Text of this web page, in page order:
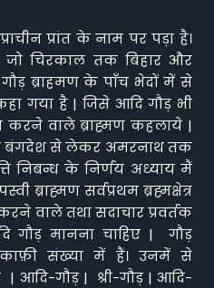
प्रांत के नाम पर पड़ा है।
जो चिरकाल तक बिहार और
गौड़ ब्राहमण के पाँच भेदों में से
गया है | जिसे आदि गौड़ भी
वाले ब्राह्मण कहलाये |
बंगदेश से लेकर अमरनाथ तक
निबन्ध के निर्णय अध्याय मैं
ब्राह्मण सर्वप्रथम ब्रह्मक्षेत्र
वाले तथा सदाचार प्रवर्तक
गौड़ मानना चाहिए | गौड़
काफ़ी संख्या में हैं। उनमें से
| आदि-गौड़ | श्री-गौड़ | आदि-